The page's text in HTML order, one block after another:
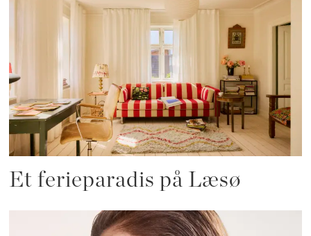
Et ferieparadis på Læsø